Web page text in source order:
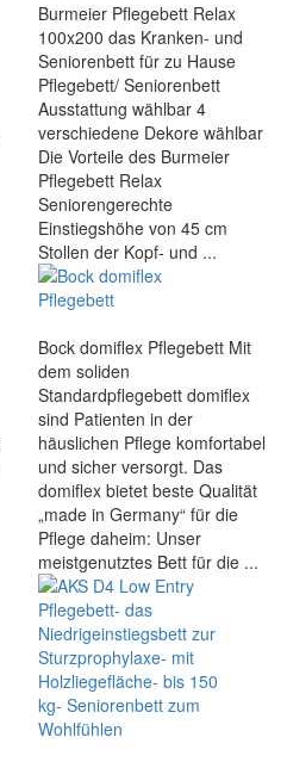
Burmeier Pflegebett Relax
100x200 das Kranken- und
Seniorenbett für zu Hause
Pflegebett/ Seniorenbett
Ausstattung wählbar 4
verschiedene Dekore wählbar
Die Vorteile des Burmeier
Pflegebett Relax
Seniorengerechte
Einstiegshöhe von 45 cm
Stollen der Kopf- und ...
Bock domiflex Pflegebett Mit
dem soliden
Standardpflegebett domiflex
sind Patienten in der
häuslichen Pflege komfortabel
und sicher versorgt. Das
domiflex bietet beste Qualität
„made in Germany“ für die
Pflege daheim: Unser
meistgenutztes Bett für die ...